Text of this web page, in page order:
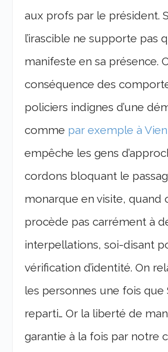
aux profs par le président.
l’irascible ne supporte pas
manifeste en sa présence.
conséquence des
policiers indignes d’une
comme par exemple à
empêche les gens
cordons bloquant le
monarque en visite, quand
procède pas carrément à
interpellations, soi-disant
vérification d’identité. On
les personnes une fois que
reparti… Or la liberté de
garantie à la fois par notre